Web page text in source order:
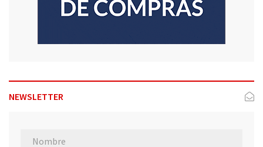
NEWSLETTER